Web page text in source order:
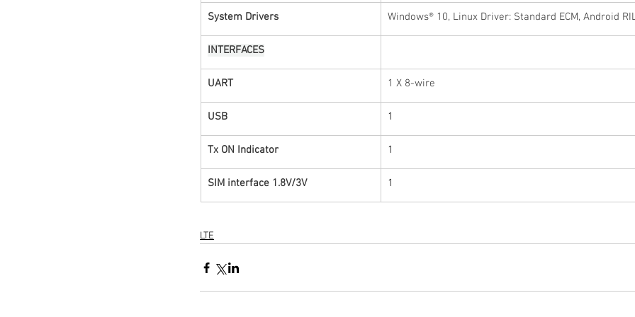
System Drivers Windows® 10, Linux Driver: Standard ECM, Android
INTERFACES
UART 1 X 8-wire
USB 1
Tx ON Indicator 1
SIM interface 1.8V/3V 1
LTE